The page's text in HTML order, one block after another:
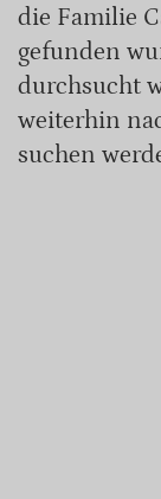
die Familie
gefunden
durchsucht
weiterhin
suchen